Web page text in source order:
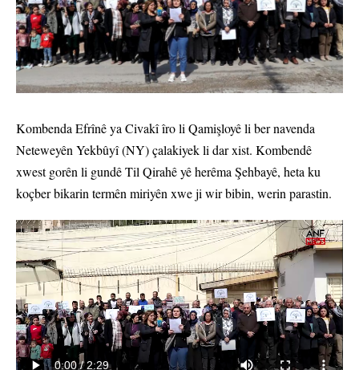
Kombenda Efrînê ya Civakî îro li Qamişloyê li ber navenda
Neteweyên Yekbûyî (NY) çalakiyek li dar xist. Kombendê
xwest gorên li gundê Til Qirahê yê herêma Şehbayê, heta ku
koçber bikarin termên miriyên xwe ji wir bibin, werin parastin.